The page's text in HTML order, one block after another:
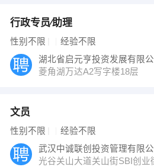
行政专员∕助理
性别不限 经验不限
湖北省启元亨投资发展有限公
菱角湖万达A2写字楼18层
文员
性别不限 经验不限
武汉中诚联创投资管理有限公
光谷关山大道关山街SBI创业